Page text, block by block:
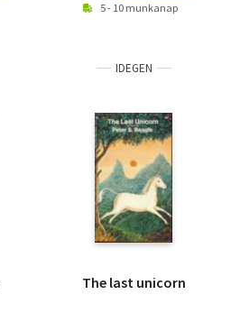
5 - 10 munkanap
IDEGEN
The last unicorn